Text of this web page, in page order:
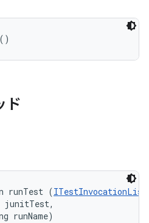
ド
runTest (
junitTest,
runName)